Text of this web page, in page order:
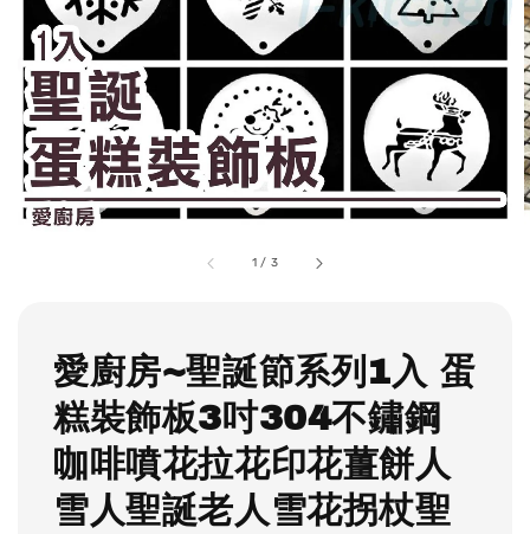
1 / 3
愛廚房~聖誕節系列1入 蛋
糕裝飾板3吋304不鏽鋼
咖啡噴花拉花印花薑餅人
雪人聖誕老人雪花拐杖聖